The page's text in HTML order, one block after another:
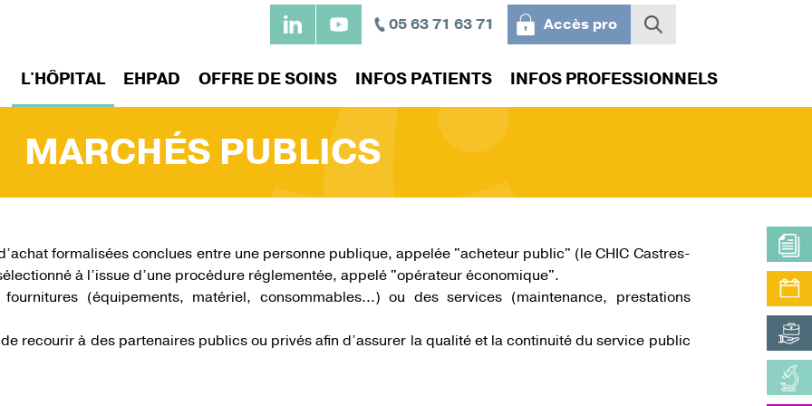
principal
05 63 71 63 71 Accès pro
L'HÔPITAL
pivot du territoire
cœur de la prise en
NOTRE DÉMARCHE
L'évaluation de la qualité des
soins
Les comités
EHPAD
MONGES RÉSIDENCE DU MIDI
RESSOURCE
OFFRE DE SOINS
MATERNITÉ –
INFOS PATIENTS
UNE
VOS DROITS ET DEVOIRS
Participation aux soins
Personne de confiance
Directives anticipées
Confidentialité
Plaintes et réclamations
INFOS PROFESSIONNELS
D'EMPLOI INTERNAT AU CHIC
AUTRES ACCÈS RÉSERVÉS
MARCHÉS PUBLICS
formalisées conclues entre une personne publique, appelée "acheteur public" (le CHIC Castres-
à l’issue d’une procédure réglementée, appelé "opérateur économique".
(équipements, matériel, consommables…) ou des services (maintenance, prestations
recourir à des partenaires publics ou privés afin d’assurer la qualité et la continuité du service public